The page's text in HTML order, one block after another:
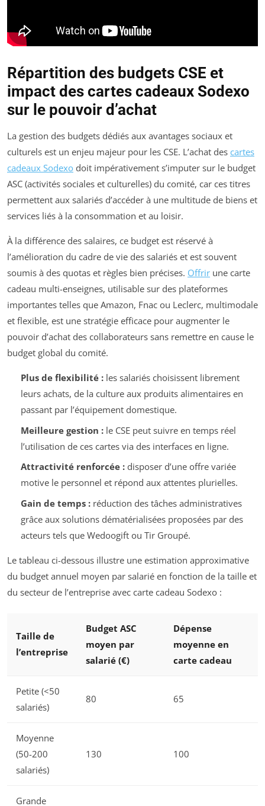
Répartition des budgets CSE et
impact des cartes cadeaux Sodexo
sur le pouvoir d’achat
La gestion des budgets dédiés aux avantages sociaux et
culturels est un enjeu majeur pour les CSE. L’achat des cartes
cadeaux Sodexo doit impérativement s’imputer sur le budget
ASC (activités sociales et culturelles) du comité, car ces titres
permettent aux salariés d’accéder à une multitude de biens et
services liés à la consommation et au loisir.
À la différence des salaires, ce budget est réservé à
l’amélioration du cadre de vie des salariés et est souvent
soumis à des quotas et règles bien précises. Offrir une carte
cadeau multi-enseignes, utilisable sur des plateformes
importantes telles que Amazon, Fnac ou Leclerc, multimodale
et flexible, est une stratégie efficace pour augmenter le
pouvoir d’achat des collaborateurs sans remettre en cause le
budget global du comité.
Plus de flexibilité :les salariés choisissent librement
leurs achats, de la culture aux produits alimentaires en
passant par l’équipement domestique.
Meilleure gestion :le CSE peut suivre en temps réel
l’utilisation de ces cartes via des interfaces en ligne.
Attractivité renforcée :disposer d’une offre variée
motive le personnel et répond aux attentes plurielles.
Gain de temps :réduction des tâches administratives
grâce aux solutions dématérialisées proposées par des
acteurs tels que Wedoogift ou Tir Groupé.
Le tableau ci-dessous illustre une estimation approximative
du budget annuel moyen par salarié en fonction de la taille et
du secteur de l’entreprise avec carte cadeau Sodexo :
Taille de
l’entreprise
Budget ASC
moyen par
salarié (€)
Dépense
moyenne en
carte cadeau
Petite (<50
salariés)
80 65
Moyenne
(50-200
salariés)
130 100
Grande